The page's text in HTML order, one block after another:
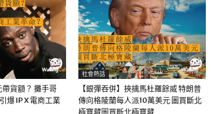
貨額？ 攤手哥
爆 IP X 電商工業
社會熱話
【銀彈吞併】挾擒馬杜羅餘威 特朗普
傳向格陵蘭每人派10萬美元 圖買斷北
極寶藏圖買斷北極寶藏